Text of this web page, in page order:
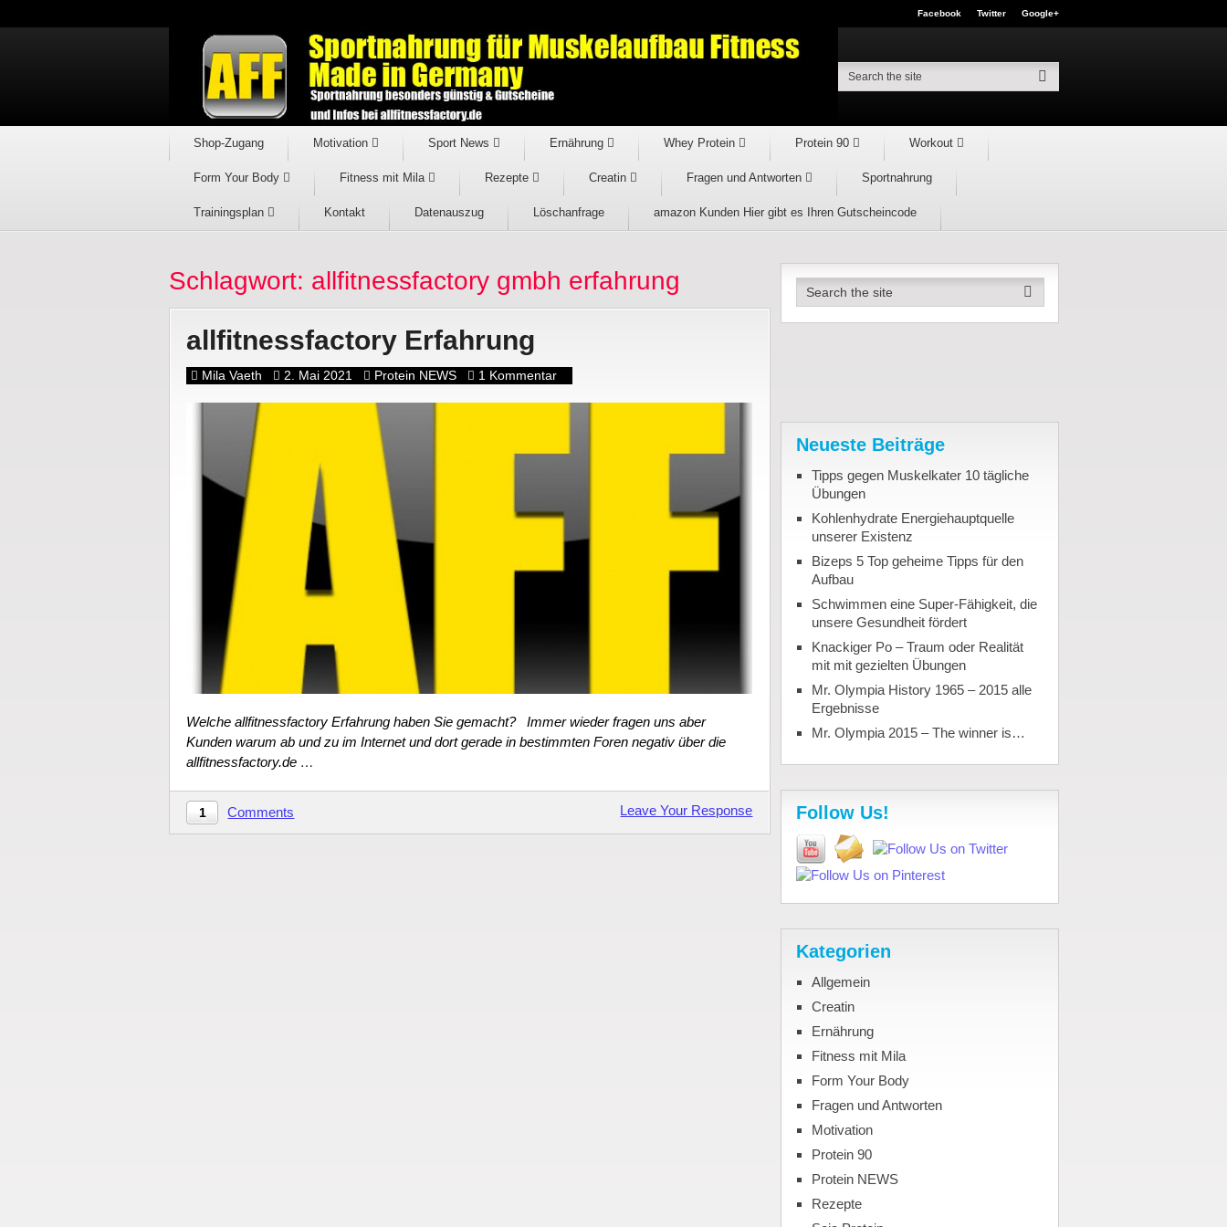
Facebook Twitter Google+
Shop-Zugang Motivation Sport News Ernährung Whey Protein Protein 90 Workout
Form Your Body Fitness mit Mila Rezepte Creatin Fragen und Antworten Sportnahrung
Trainingsplan Kontakt Datenauszug Löschanfrage amazon Kunden Hier gibt es Ihren Gutscheincode
Schlagwort: allfitnessfactory gmbh erfahrung
allfitnessfactory Erfahrung
Mila Vaeth 2. Mai 2021 Protein NEWS 1 Kommentar
Welche allfitnessfactory Erfahrung haben Sie gemacht? Immer wieder fragen uns aber
Kunden warum ab und zu im Internet und dort gerade in bestimmten Foren negativ über die
allfitnessfactory.de …
1 Comments Leave Your Response
Neueste Beiträge
Tipps gegen Muskelkater 10 tägliche
Übungen
Kohlenhydrate Energiehauptquelle
unserer Existenz
Bizeps 5 Top geheime Tipps für den
Aufbau
Schwimmen eine Super-Fähigkeit, die
unsere Gesundheit fördert
Knackiger Po – Traum oder Realität
mit mit gezielten Übungen
Mr. Olympia History 1965 – 2015 alle
Ergebnisse
Mr. Olympia 2015 – The winner is…
Follow Us!
Kategorien
Allgemein
Creatin
Ernährung
Fitness mit Mila
Form Your Body
Fragen und Antworten
Motivation
Protein 90
Protein NEWS
Rezepte